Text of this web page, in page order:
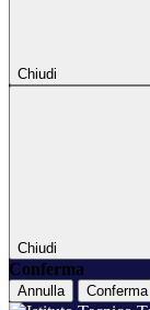
Chiudi
Chiudi
Conferma
Annulla Conferma